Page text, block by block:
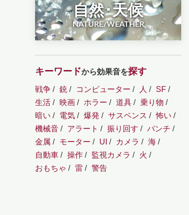
自然･天候
NATURE/WEATHER
キーワードから効果音を探す
戦争 銃 コンピューター 人
SF
生活
映画 ホラー 道具
乗り物
暗い
電気 爆発 サスペンス
怖い
機械音
アラート 振り回す
パンチ
金属
モーター UI カメラ
海
自動車
操作 監視カメラ
火
おもちゃ
雷 警告